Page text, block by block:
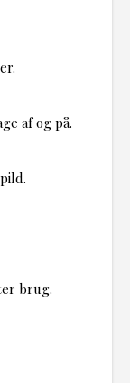
af og på.
brug.